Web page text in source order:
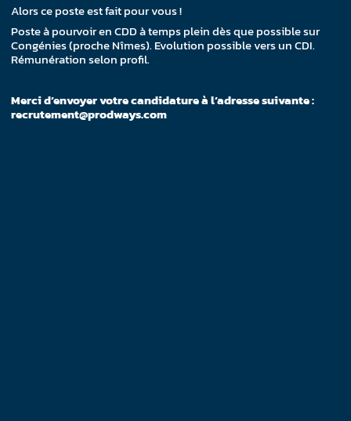
Alors ce poste est fait pour vous !
Poste à pourvoir en CDD à temps plein dès que possible sur
Congénies (proche Nîmes). Evolution possible vers un CDI.
Rémunération selon profil.
Merci d’envoyer votre candidature à l’adresse suivante :
recrutement@prodways.com